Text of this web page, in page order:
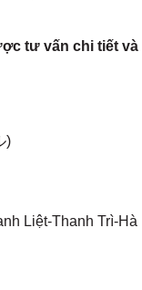
tư vấn chi tiết và
)
Liệt-Thanh Trì-Hà